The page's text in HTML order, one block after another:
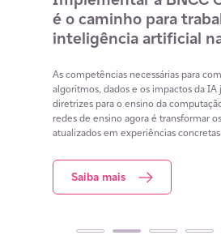
é o caminho para
inteligência artificial
As competências necessárias para
algoritmos, dados e os impactos da IA
diretrizes para o ensino da
redes de ensino agora é transformar
atualizados em experiências
Saiba mais